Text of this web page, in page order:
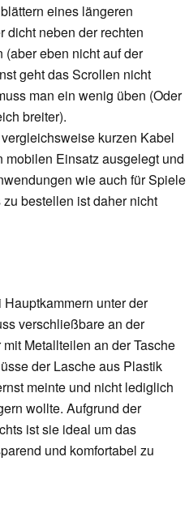
eines längeren
dicht neben der rechten
(aber eben nicht auf der
geht das Scrollen nicht
man ein wenig üben (Oder
breiter).
kurzen Kabel
mobilen Einsatz ausgelegt und
wie auch für Spiele
bestellen ist daher nicht
unter der
verschließbare an der
Metallteilen an der Tasche
der Lasche aus Plastik
meinte und nicht lediglich
wollte. Aufgrund der
ist sie ideal um das
und komfortabel zu